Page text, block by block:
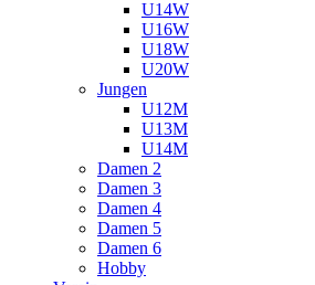
U14W
U16W
U18W
U20W
Jungen
U12M
U13M
U14M
Damen 2
Damen 3
Damen 4
Damen 5
Damen 6
Hobby